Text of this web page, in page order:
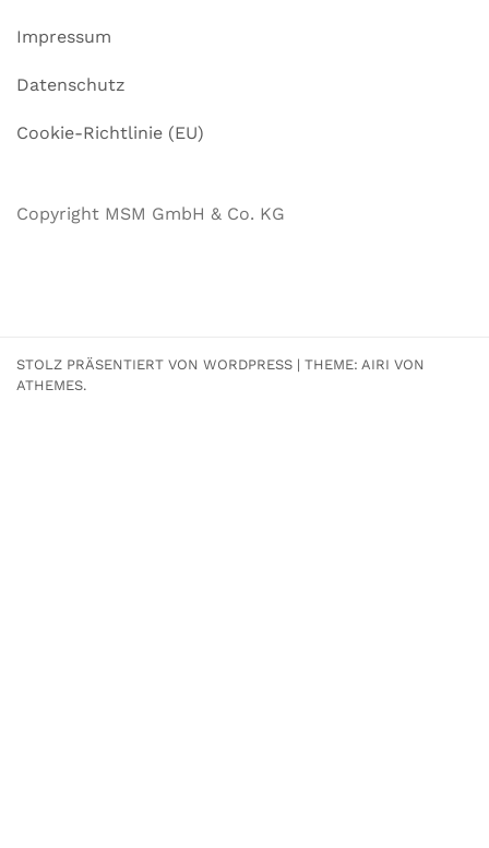
Impressum
Datenschutz
Cookie-Richtlinie (EU)
Copyright MSM GmbH & Co. KG
STOLZ PRÄSENTIERT VON WORDPRESS | THEME: AIRI VON
ATHEMES.